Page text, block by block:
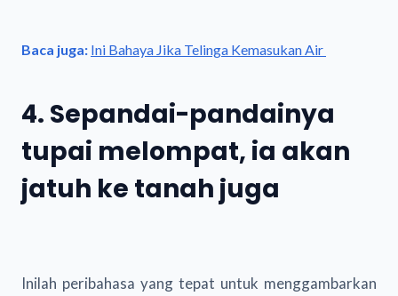
Baca juga: Ini Bahaya Jika Telinga Kemasukan Air
4. Sepandai-pandainya
tupai melompat, ia akan
jatuh ke tanah juga
Inilah peribahasa yang tepat untuk menggambarkan